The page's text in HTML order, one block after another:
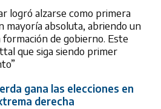
logró alzarse como primera
mayoría absoluta, abriendo un
de gobierno. Este
que siga siendo primer
gana las elecciones en
derecha